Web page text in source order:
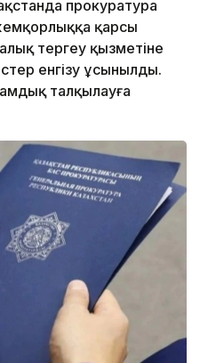
прокуратура
қарсы
тергеу қызметіне
енгізу ұсынылды.
талқылауға